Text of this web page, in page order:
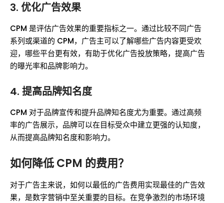
3. 优化广告效果
CPM 是评估广告效果的重要指标之一。通过比较不同广告
系列或渠道的 CPM，广告主可以了解哪些广告内容更受欢
迎，哪些平台更有效，有助于优化广告投放策略，提高广告
的曝光率和品牌影响力。
4. 提高品牌知名度
CPM 对于品牌宣传和提升品牌知名度尤为重要。通过高频
率的广告展示，品牌可以在目标受众中建立更强的认知度，
从而提高品牌知名度和影响力。
如何降低 CPM 的费用？
对于广告主来说，如何以最低的广告费用实现最佳的广告效
果，是数字营销中至关重要的目标。在竞争激烈的市场环境